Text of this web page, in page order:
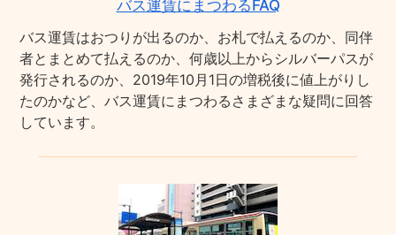
バス運賃にまつわるFAQ
バス運賃はおつりが出るのか、お札で払えるのか、同伴
者とまとめて払えるのか、何歳以上からシルバーパスが
発行されるのか、2019年10月1日の増税後に値上がりし
たのかなど、バス運賃にまつわるさまざまな疑問に回答
しています。